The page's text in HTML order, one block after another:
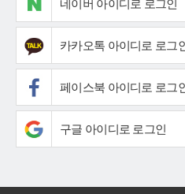
네이버 아이디로 로그인
카카오톡 아이디로 로그
페이스북 아이디로 로그
구글 아이디로 로그인